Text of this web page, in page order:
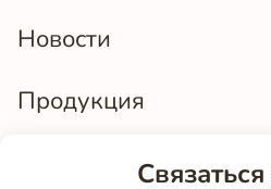
Новости
Продукция
Связаться